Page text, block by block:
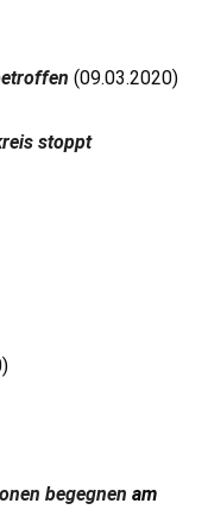
(09.03.2020)
stoppt
begegnen am